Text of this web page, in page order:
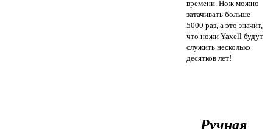
времени. Нож можно
затачивать больше
5000 раз, а это значит,
что ножи Yaxell будут
служить несколько
десятков лет!
Ручная